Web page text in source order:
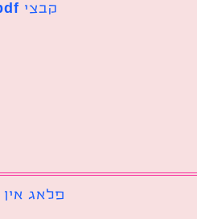
קבצי pdf נפרדים שצריך לאחד לקובץ אחד גדול
פלאג